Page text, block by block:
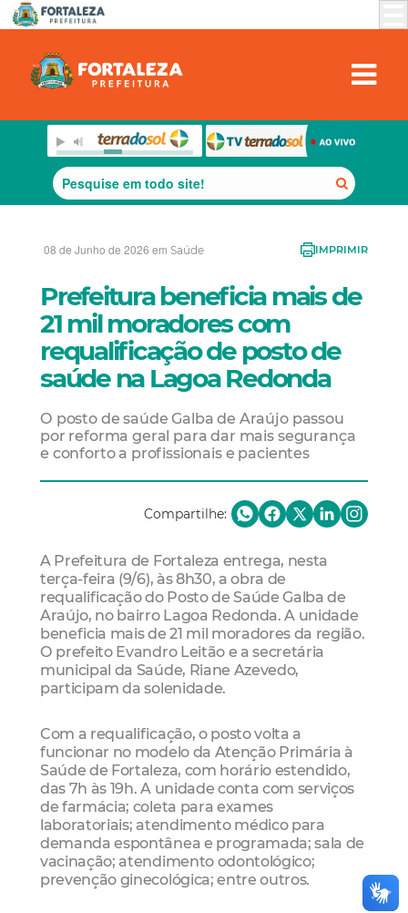
08 de Junho de 2026 em Saúde IMPRIMIR
Prefeitura beneficia mais de
21 mil moradores com
requalificação de posto de
saúde na Lagoa Redonda
O posto de saúde Galba de Araújo passou
por reforma geral para dar mais segurança
e conforto a profissionais e pacientes
Compartilhe:
A Prefeitura de Fortaleza entrega, nesta
terça-feira (9/6), às 8h30, a obra de
requalificação do Posto de Saúde Galba de
Araújo, no bairro Lagoa Redonda. A unidade
beneficia mais de 21 mil moradores da região.
O prefeito Evandro Leitão e a secretária
municipal da Saúde, Riane Azevedo,
participam da solenidade.
Com a requalificação, o posto volta a
funcionar no modelo da Atenção Primária à
Saúde de Fortaleza, com horário estendido,
das 7h às 19h. A unidade conta com serviços
de farmácia; coleta para exames
laboratoriais; atendimento médico para
demanda espontânea e programada; sala de
vacinação; atendimento odontológico;
prevenção ginecológica; entre outros.